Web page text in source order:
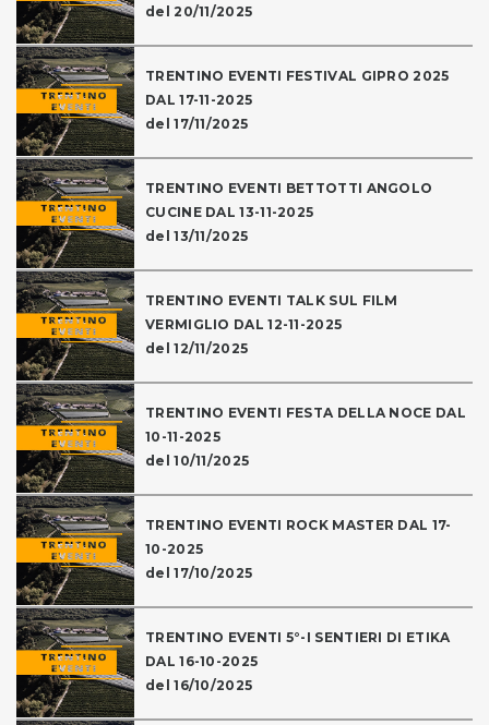
del 20/11/2025
TRENTINO EVENTI FESTIVAL GIPRO 2025
DAL 17-11-2025
del 17/11/2025
TRENTINO EVENTI BETTOTTI ANGOLO
CUCINE DAL 13-11-2025
del 13/11/2025
TRENTINO EVENTI TALK SUL FILM
VERMIGLIO DAL 12-11-2025
del 12/11/2025
TRENTINO EVENTI FESTA DELLA NOCE DAL
10-11-2025
del 10/11/2025
TRENTINO EVENTI ROCK MASTER DAL 17-
10-2025
del 17/10/2025
TRENTINO EVENTI 5°-I SENTIERI DI ETIKA
DAL 16-10-2025
del 16/10/2025